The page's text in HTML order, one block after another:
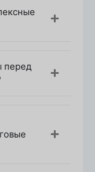
на
функций,
элементы.
перед